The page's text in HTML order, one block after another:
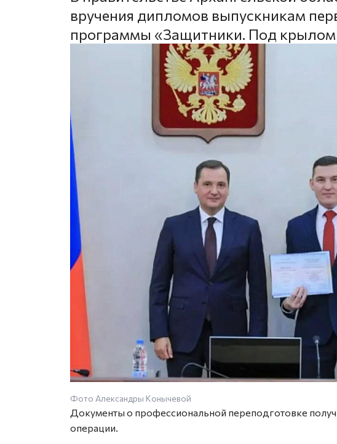
вручения дипломов выпускникам
программы «Защитники. Под крылом
Фото Александры Конычевой
Документы о профессиональной переподготовке
операции.